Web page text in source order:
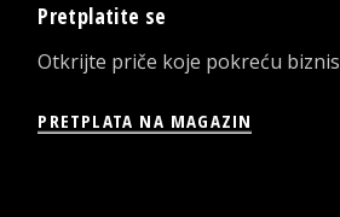
Pretplatite se
Otkrijte priče koje pokreću biznis
PRETPLATA NA MAGAZIN